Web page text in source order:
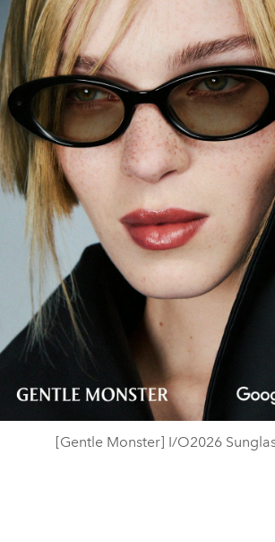
[Gentle Monster] I/O2026